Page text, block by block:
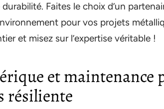
Faites le choix d’un
pour vos projets
et misez sur l’expertise véritable !
et maintenance
résiliente